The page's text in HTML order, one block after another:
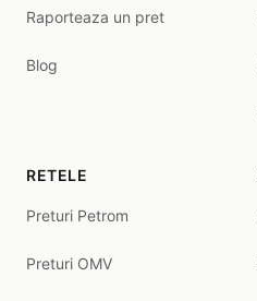
Raporteaza un pret
Blog
RETELE
Preturi Petrom
Preturi OMV